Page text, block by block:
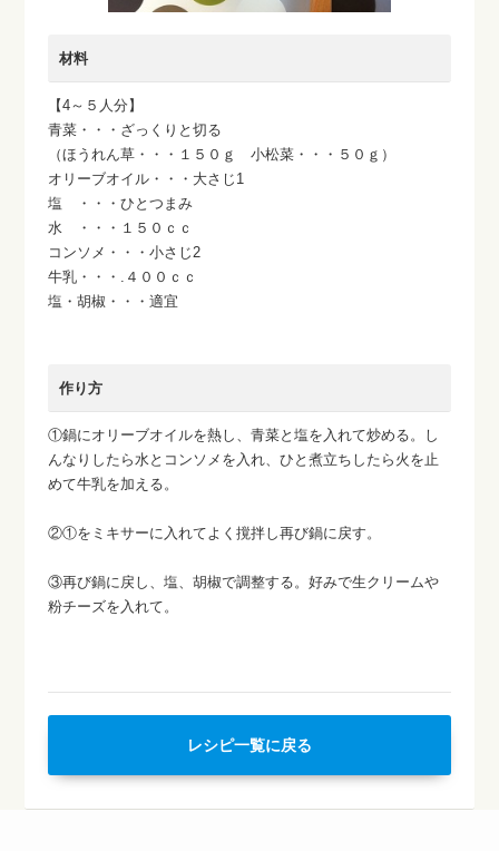
材料
【4～５人分】
青菜・・・ざっくりと切る
（ほうれん草・・・１５０ｇ 小松菜・・・５０ｇ）
オリーブオイル・・・大さじ1
塩 ・・・ひとつまみ
水 ・・・１５０ｃｃ
コンソメ・・・小さじ2
牛乳・・・.４００ｃｃ
塩・胡椒・・・適宜
作り方
①鍋にオリーブオイルを熱し、青菜と塩を入れて炒める。し
んなりしたら水とコンソメを入れ、ひと煮立ちしたら火を止
めて牛乳を加える。
②①をミキサーに入れてよく撹拌し再び鍋に戻す。
③再び鍋に戻し、塩、胡椒で調整する。好みで生クリームや
粉チーズを入れて。
レシピ一覧に戻る